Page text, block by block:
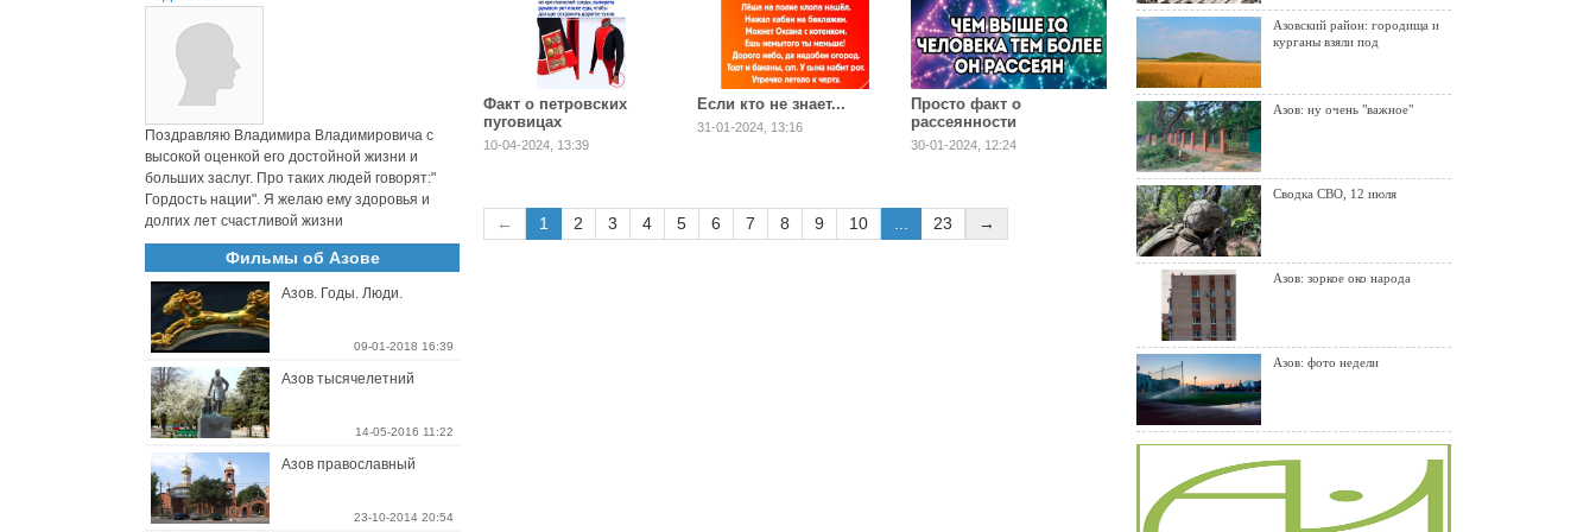
Факт о петровских
пуговицах
10-04-2024, 13:39
Если кто не знает...
31-01-2024, 13:16
Просто факт о
рассеянности
30-01-2024, 12:24
← 1 2 3 4 5 6 7 8 9 10 23 →
Поздравляю Владимира Владимировича с
высокой оценкой его достойной жизни и
больших заслуг. Про таких людей говорят:"
Гордость нации". Я желаю ему здоровья и
долгих лет счастливой жизни
Фильмы об Азове
Азов. Годы. Люди.
09-01-2018 16:39
Азов тысячелетний
14-05-2016 11:22
Азов православный
23-10-2014 20:54
Азовский район: городища и
курганы взяли под
Азов: ну очень "важное"
Сводка СВО, 12 июля
Азов: зоркое око народа
Азов: фото недели